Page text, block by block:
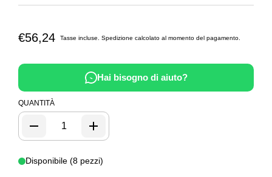
€56,24 Tasse incluse. Spedizione calcolato al momento del pagamento.
Hai bisogno di aiuto?
QUANTITÀ
Disponibile (8 pezzi)